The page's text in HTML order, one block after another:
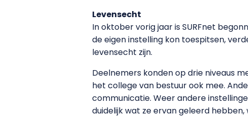
Levensecht
In oktober vorig jaar is SURFnet
de eigen instelling kon toespitsen,
levensecht zijn.
Deelnemers konden op drie niveaus
het college van bestuur ook mee.
communicatie. Weer andere
duidelijk wat ze ervan geleerd